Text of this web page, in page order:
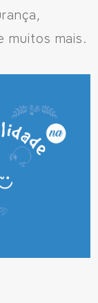
muitos mais.